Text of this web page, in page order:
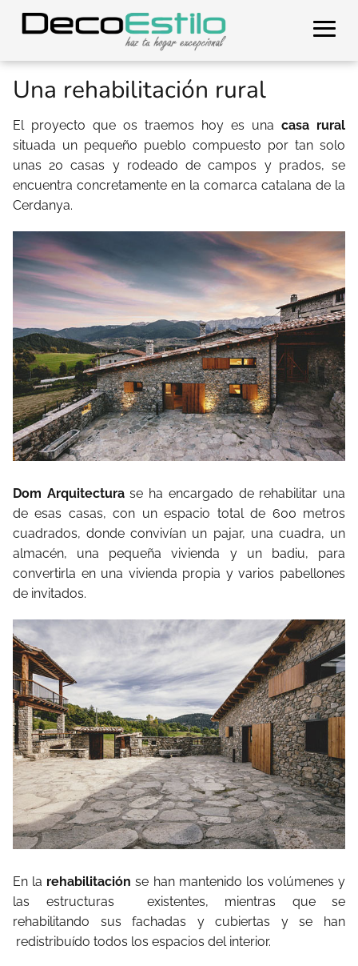
Una rehabilitación rural
El proyecto que os traemos hoy es una casa rural
situada un pequeño pueblo compuesto por tan solo
unas 20 casas y rodeado de campos y prados, se
encuentra concretamente en la comarca catalana de la
Cerdanya.
Dom Arquitecturase ha encargado de rehabilitar una
de esas casas, con un espacio total de 600 metros
cuadrados, donde convivían un pajar, una cuadra, un
almacén, una pequeña vivienda y un badiu, para
convertirla en una vivienda propia y varios pabellones
de invitados.
En la rehabilitación se han mantenido los volúmenes y
las estructuras existentes, mientras que se
rehabilitando sus fachadas y cubiertas y se han
redistribuído todos los espacios del interior.